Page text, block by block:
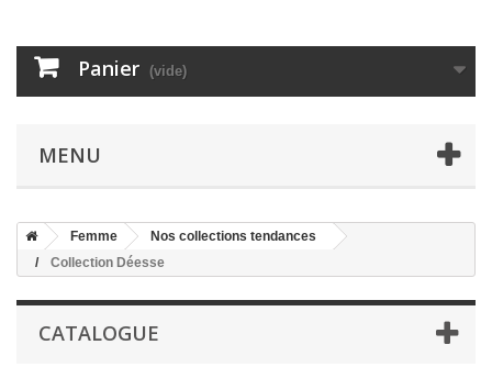
Panier (vide)
MENU
Femme
Nos collections tendances
Collection Déesse
CATALOGUE